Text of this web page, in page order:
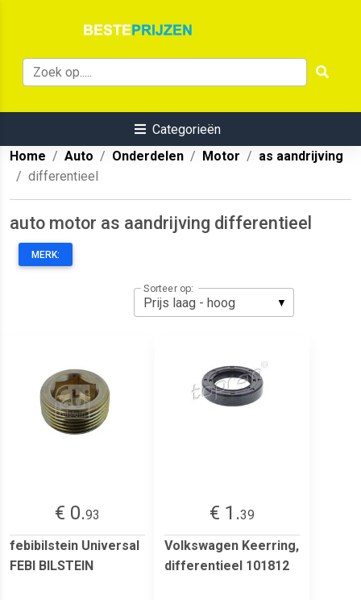
Categorieën
Home
Auto Onderdelen Motor
as aandrijving
differentieel
auto motor as aandrijving differentieel
MERK:
Sorteer op:
€ 0.93
febibilstein Universal
FEBI BILSTEIN
€ 1.39
Volkswagen Keerring,
differentieel 101812